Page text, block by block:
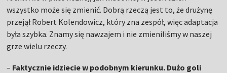
wszystko może się zmienić. Dobrą rzeczą jest to, że drużynę
przejął Robert Kolendowicz, który zna zespół, więc adaptacja
była szybka. Znamy się nawzajem i nie zmieniliśmy w naszej
grze wielu rzeczy.
– Faktycznie idziecie w podobnym kierunku. Dużo goli